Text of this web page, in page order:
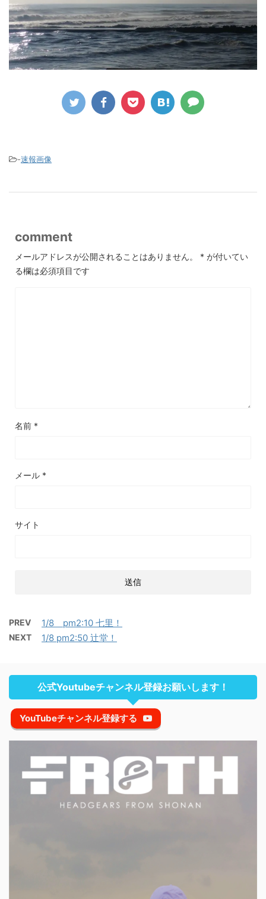
-速報画像
comment
メールアドレスが公開されることはありません。 * が付いてい
る欄は必須項目です
名前 *
メール *
サイト
PREV 1/8 pm2:10 七里！
NEXT 1/8 pm2:50 辻堂！
公式Youtubeチャンネル登録お願いします！
YouTubeチャンネル登録する